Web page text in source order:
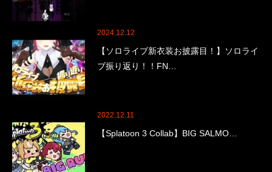
2024.12.12
【ソロライブ新衣装お披露目！】ソロライ
ブ振り返り！！FN…
2022.12.11
【Splatoon 3 Collab】BIG SALMO…